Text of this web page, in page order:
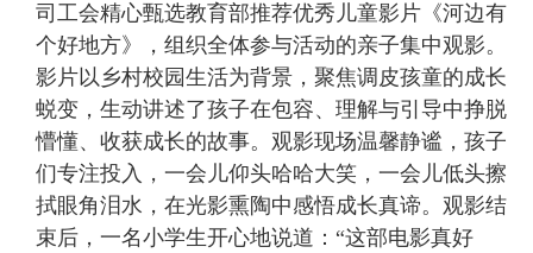
司工会精心甄选教育部推荐优秀儿童影片《河边有
个好地方》，组织全体参与活动的亲子集中观影。
影片以乡村校园生活为背景，聚焦调皮孩童的成长
蜕变，生动讲述了孩子在包容、理解与引导中挣脱
懵懂、收获成长的故事。观影现场温馨静谧，孩子
们专注投入，一会儿仰头哈哈大笑，一会儿低头擦
拭眼角泪水，在光影熏陶中感悟成长真谛。观影结
束后，一名小学生开心地说道：“这部电影真好